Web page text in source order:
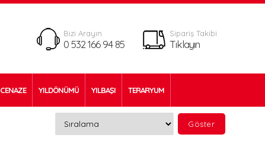
Bizi Arayın
0 532 166 94 85
Sipariş Takibi
Tıklayın
CENAZE YILDÖNÜMÜ YILBAŞI TERARYUM